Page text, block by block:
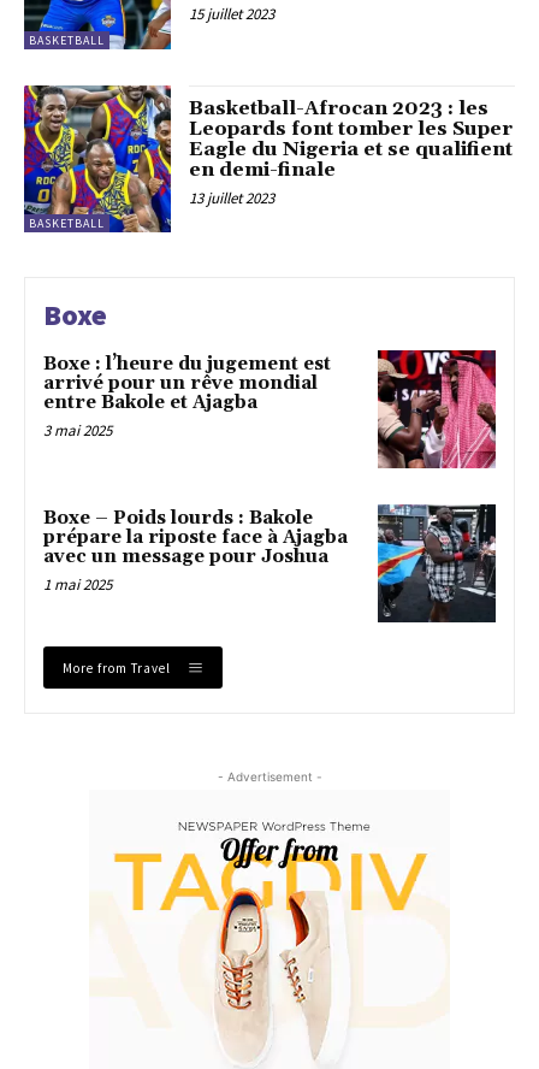
BASKETBALL
15 juillet 2023
BASKETBALL
Basketball-Afrocan 2023 : les
Leopards font tomber les Super
Eagle du Nigeria et se qualifient
en demi-finale
13 juillet 2023
Boxe
Boxe : l’heure du jugement est
arrivé pour un rêve mondial
entre Bakole et Ajagba
3 mai 2025
Boxe – Poids lourds : Bakole
prépare la riposte face à Ajagba
avec un message pour Joshua
1 mai 2025
More from Travel
- Advertisement -